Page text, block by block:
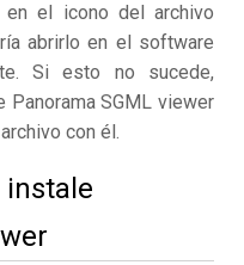
el icono del archivo
abrirlo en el software
Si esto no sucede,
SGML viewer
con él.
instale